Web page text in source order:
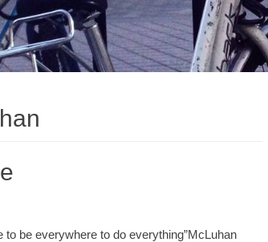
to be everywhere to do everything”McLuhan